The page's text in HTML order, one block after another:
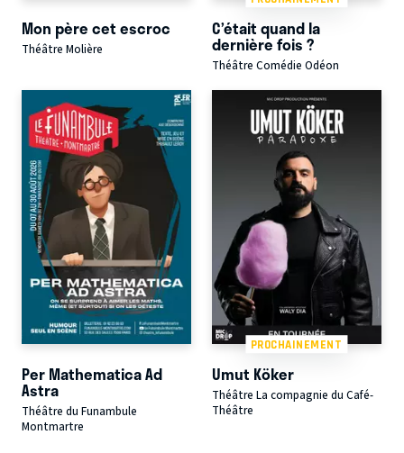
Mon père cet escroc
Théâtre Molière
C’était quand la
dernière fois ?
Théâtre Comédie Odéon
Per Mathematica Ad
Astra
Théâtre du Funambule
Montmartre
PROCHAINEMENT
Umut Köker
Théâtre La compagnie du Café-
Théâtre